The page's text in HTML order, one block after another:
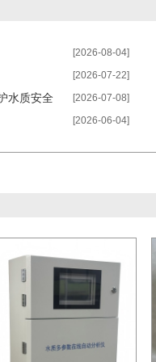
[2026-08-04]
[2026-07-22]
水质安全 [2026-07-08]
[2026-06-04]